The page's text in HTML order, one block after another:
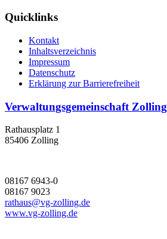
Quicklinks
Kontakt
Inhaltsverzeichnis
Impressum
Datenschutz
Erklärung zur Barrierefreiheit
Verwaltungsgemeinschaft Zolling
Rathausplatz 1
85406 Zolling
08167 6943-0
08167 9023
rathaus@vg-zolling.de
www.vg-zolling.de